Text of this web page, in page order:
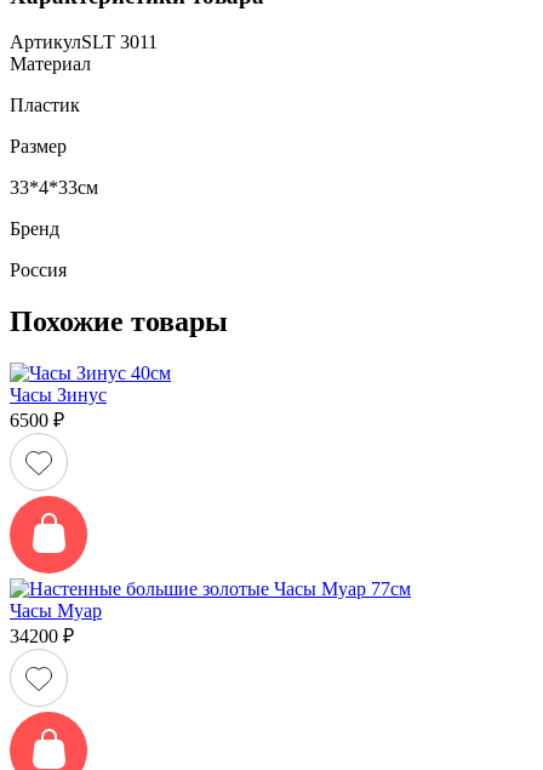
АртикулSLT 3011
Материал
Пластик
Размер
33*4*33см
Бренд
Россия
Похожие товары
Часы Зинус
6500 ₽
Часы Муар
34200 ₽